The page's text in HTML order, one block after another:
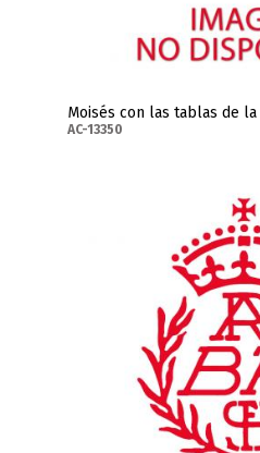
Moisés con las tablas de la
AC-13350